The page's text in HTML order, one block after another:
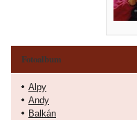
Fotoalbum
Alpy
Andy
Balkán